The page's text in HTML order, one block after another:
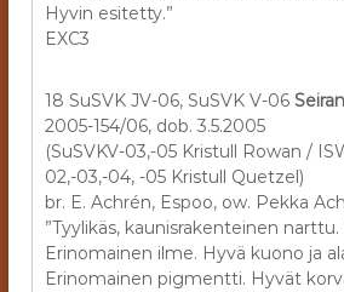
Hyvin esitetty.”
EXC3
18 SuSVK JV-06, SuSVK V-06
2005-154/06, dob. 3.5.2005
(SuSVKV-03,-05 Kristull Rowan /
02,-03,-04, -05 Kristull Quetzel)
br. E. Achrén, Espoo, ow. Pekka
”Tyylikäs, kaunisrakenteinen narttu.
Erinomainen ilme. Hyvä kuono ja
Erinomainen pigmentti. Hyvät